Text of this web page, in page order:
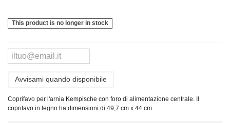
This product is no longer in stock
Avvisami quando disponibile
Coprifavo per l'arnia Kempische con foro di alimentazione centrale. Il
coprifavo in legno ha dimensioni di 49,7 cm x 44 cm.